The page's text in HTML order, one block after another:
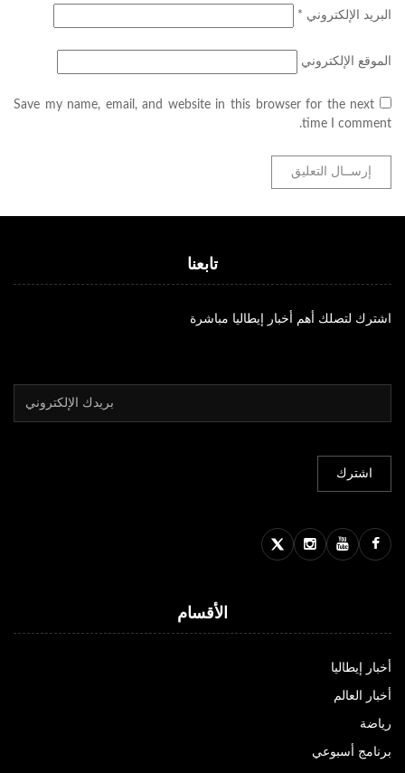
البريد الإلكتروني *
الموقع الإلكتروني
Save my name, email, and website in this browser for the next
time I comment.
تابعنا
اشترك لتصلك أهم أخبار إيطاليا مباشرة
الأقسام
أخبار إيطاليا
أخبار العالم
رياضة
برنامج أسبوعي